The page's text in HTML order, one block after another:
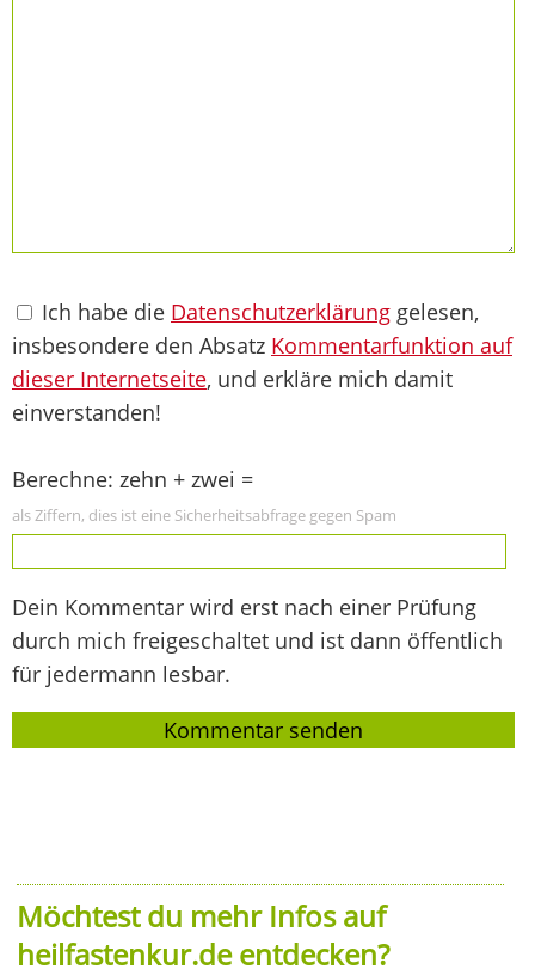
Ich habe die Datenschutzerklärung gelesen,
insbesondere den Absatz Kommentarfunktion auf
dieser Internetseite, und erkläre mich damit
einverstanden!
Berechne: zehn + zwei =
als Ziffern, dies ist eine Sicherheitsabfrage gegen Spam
Dein Kommentar wird erst nach einer Prüfung
durch mich freigeschaltet und ist dann öffentlich
für jedermann lesbar.
Möchtest du mehr Infos auf
heilfastenkur.de entdecken?